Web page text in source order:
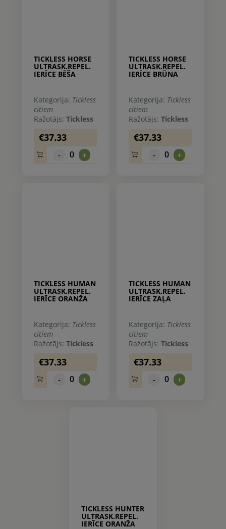
TICKLESS HORSE
ULTRASK.REPEL.
IERĪCE BĒŠA
Kategorija: Tickless
citiem
Ražotājs: Tickless
€37.33
- 0 +
TICKLESS HORSE
ULTRASK.REPEL.
IERĪCE BRŪNA
Kategorija: Tickless
citiem
Ražotājs: Tickless
€37.33
- 0 +
TICKLESS HUMAN
ULTRASK.REPEL.
IERĪCE ORANŽA
Kategorija: Tickless
citiem
Ražotājs: Tickless
€37.33
- 0 +
TICKLESS HUMAN
ULTRASK.REPEL.
IERĪCE ZAĻA
Kategorija: Tickless
citiem
Ražotājs: Tickless
€37.33
- 0 +
TICKLESS HUNTER
ULTRASK.REPEL.
IERĪCE ORANŽA